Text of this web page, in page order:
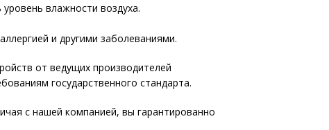
влажности воздуха.
и другими заболеваниями.
от ведущих производителей
государственного стандарта.
с нашей компанией, вы гарантированно